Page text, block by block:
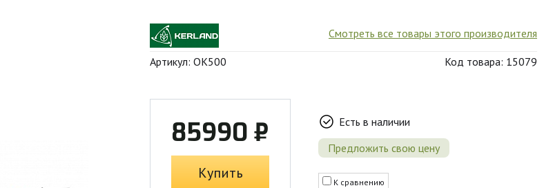
Смотреть все товары этого производителя
Артикул: ОК500 Код товара: 15079
85990 ₽
Купить
Есть в наличии
Предложить свою цену
К сравнению